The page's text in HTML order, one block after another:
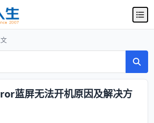
蓝屏无法开机原因及解决方